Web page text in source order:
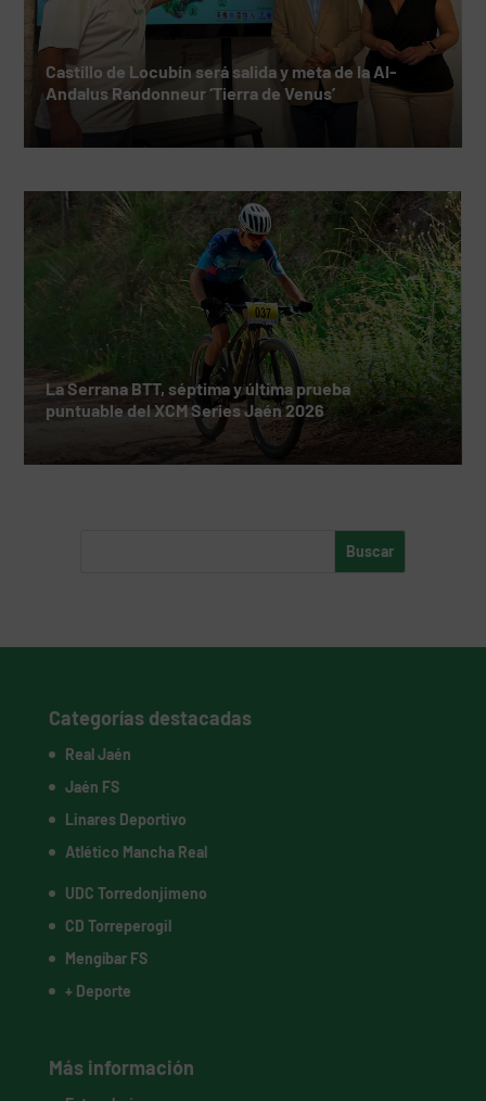
Castillo de Locubín será salida y meta de la Al-
Andalus Randonneur ‘Tierra de Venus’
La Serrana BTT, séptima y última prueba
puntuable del XCM Series Jaén 2026
Categorías destacadas
Real Jaén
Jaén FS
Linares Deportivo
Atlético Mancha Real
UDC Torredonjimeno
CD Torreperogil
Mengíbar FS
+ Deporte
Más información